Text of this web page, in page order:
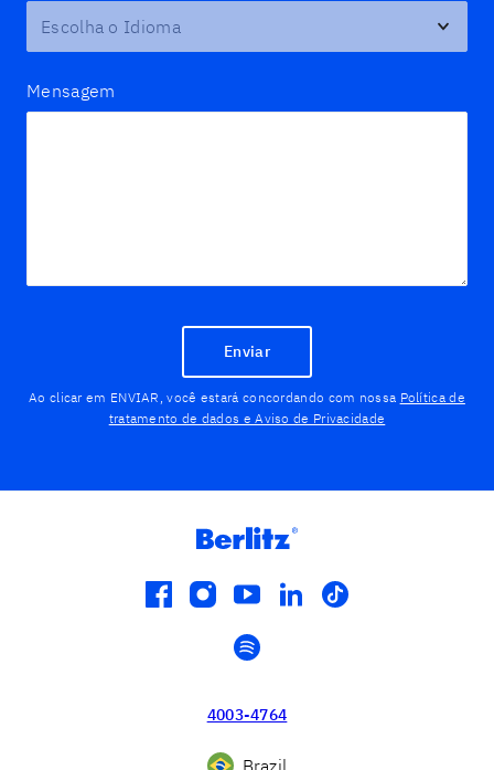
Mensagem
Enviar
Ao clicar em ENVIAR, você estará concordando com nossa Política de
tratamento de dados e Aviso de Privacidade
facebook
instagram
youtube
linkedin
tiktok
spotify
4003-4764
Brazil